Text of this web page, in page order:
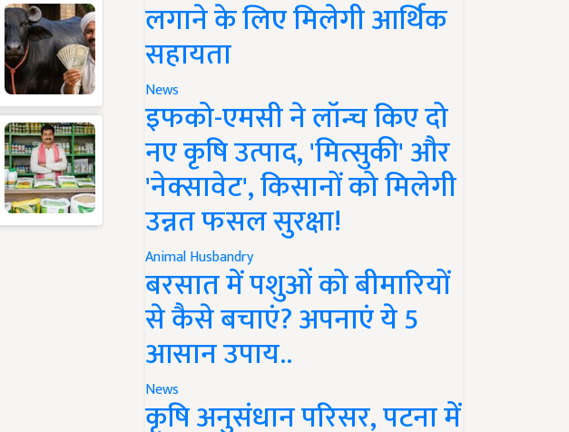
लगाने के लिए मिलेगी आर्थिक
सहायता
News
इफको-एमसी ने लॉन्च किए दो
नए कृषि उत्पाद, 'मित्सुकी' और
'नेक्सावेट', किसानों को मिलेगी
उन्नत फसल सुरक्षा!
Animal Husbandry
बरसात में पशुओं को बीमारियों
से कैसे बचाएं? अपनाएं ये 5
आसान उपाय..
News
कृषि अनुसंधान परिसर, पटना में